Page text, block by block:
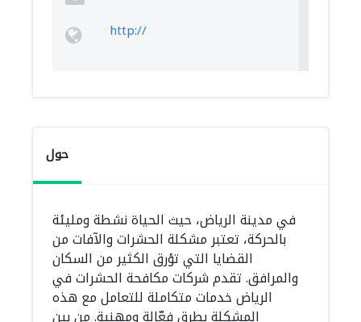
http://
حول
في مدينة الرياض، حيث الحياة نشطة ومليئة
بالحركة، تعتبر مشكلة الحشرات والآفات من
القضايا التي تؤرق الكثير من السكان
والمرافق. تقدم شركات مكافحة الحشرات في
الرياض خدمات متكاملة للتعامل مع هذه
المشكلة بطرق فعّالة ومهنية. من بين